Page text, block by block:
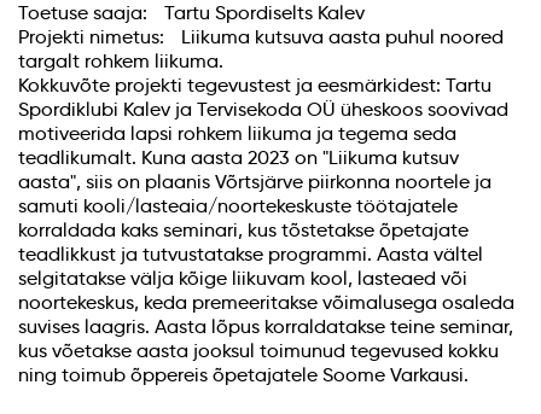
Toetuse saaja: Tartu Spordiselts Kalev
Projekti nimetus: Liikuma kutsuva aasta puhul noored
targalt rohkem liikuma.
Kokkuvõte projekti tegevustest ja eesmärkidest: Tartu
Spordiklubi Kalev ja Tervisekoda OÜ üheskoos soovivad
motiveerida lapsi rohkem liikuma ja tegema seda
teadlikumalt. Kuna aasta 2023 on "Liikuma kutsuv
aasta", siis on plaanis Võrtsjärve piirkonna noortele ja
samuti kooli/lasteaia/noortekeskuste töötajatele
korraldada kaks seminari, kus tõstetakse õpetajate
teadlikkust ja tutvustatakse programmi. Aasta vältel
selgitatakse välja kõige liikuvam kool, lasteaed või
noortekeskus, keda premeeritakse võimalusega osaleda
suvises laagris. Aasta lõpus korraldatakse teine seminar,
kus võetakse aasta jooksul toimunud tegevused kokku
ning toimub õppereis õpetajatele Soome Varkausi.